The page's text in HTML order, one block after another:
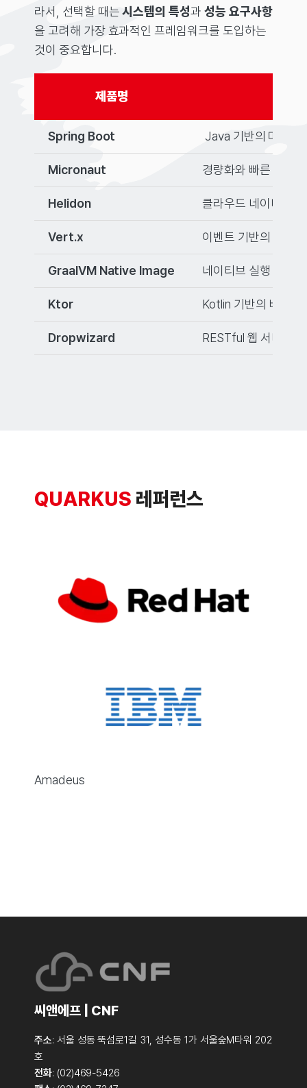
라서, 선택할 때는시스템의 특성과 성능 요구사항
을 고려해 가장 효과적인 프레임워크를 도입하는
것이 중요합니다.
제품명
Spring Boot Java 기반의 마이크
Micronaut 경량화와 빠른 시작
Helidon 클라우드 네이티브
Vert.x 이벤트 기반의 경량
GraalVM Native Image 네이티브 실행 파일
Ktor Kotlin 기반의 비동기
Dropwizard RESTful 웹 서비스
QUARKUS 레퍼런스
Amadeus
씨앤에프 | CNF
주소: 서울 성동 뚝섬로1길 31, 성수동 1가 서울숲M타워 202
호
전화: (02)469-5426